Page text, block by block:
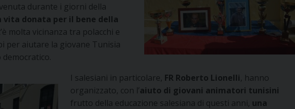
durante i giorni della
vita donata per il bene della
molta vicinanza tra polacchi e
per aiutare la giovane Tunisia
I salesiani in particolare, FR Roberto Lionelli, hanno
organizzato, con l’aiuto di giovani animatori tunisini
frutto della educazione salesiana di questi anni, una